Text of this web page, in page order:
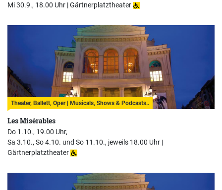
Mi 30.9., 18.00 Uhr |Gärtnerplatztheater
Theater, Ballett, Oper | Musicals, Shows & Podcasts..
Les Misérables
Do 1.10., 19.00 Uhr,
Sa 3.10., So 4.10. und So 11.10., jeweils 18.00 Uhr |
Gärtnerplatztheater